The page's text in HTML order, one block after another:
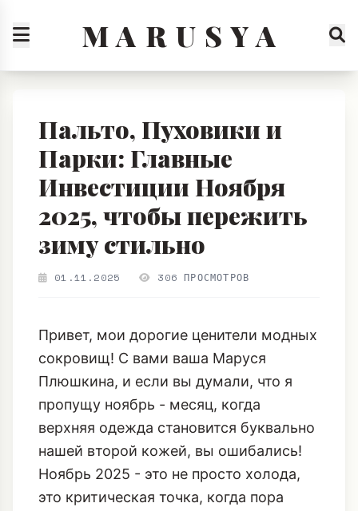
M A R U S Y A
Пальто, Пуховики и
Парки: Главные
Инвестиции Ноября
2025, чтобы пережить
зиму стильно
01.11.2025 306 ПРОСМОТРОВ
Привет, мои дорогие ценители модных
сокровищ! С вами ваша Маруся
Плюшкина, и если вы думали, что я
пропущу ноябрь - месяц, когда
верхняя одежда становится буквально
нашей второй кожей, вы ошибались!
Ноябрь 2025 - это не просто холода,
это критическая точка, когда пора